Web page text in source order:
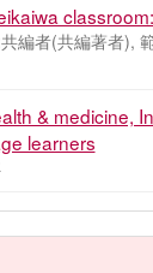
編者(共編著者),
& medicine,
learners